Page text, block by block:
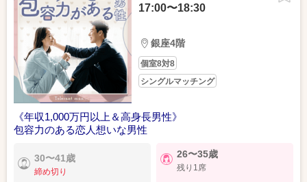
17:00〜18:30
銀座4階
個室8対8
シングルマッチング
《年収1,000万円以上＆高身長男性》
包容力のある恋人想いな男性
30〜41歳
締め切り
26〜35歳
残り1席